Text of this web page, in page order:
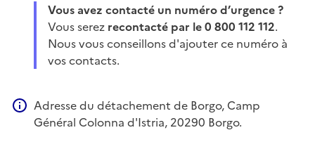
Vous avez contacté un numéro d’urgence ?
Vous serez recontacté par le 0 800 112 112.
Nous vous conseillons d'ajouter ce numéro à
vos contacts.
Information complémentaire
Adresse du détachement de Borgo, Camp
Général Colonna d'Istria, 20290 Borgo.